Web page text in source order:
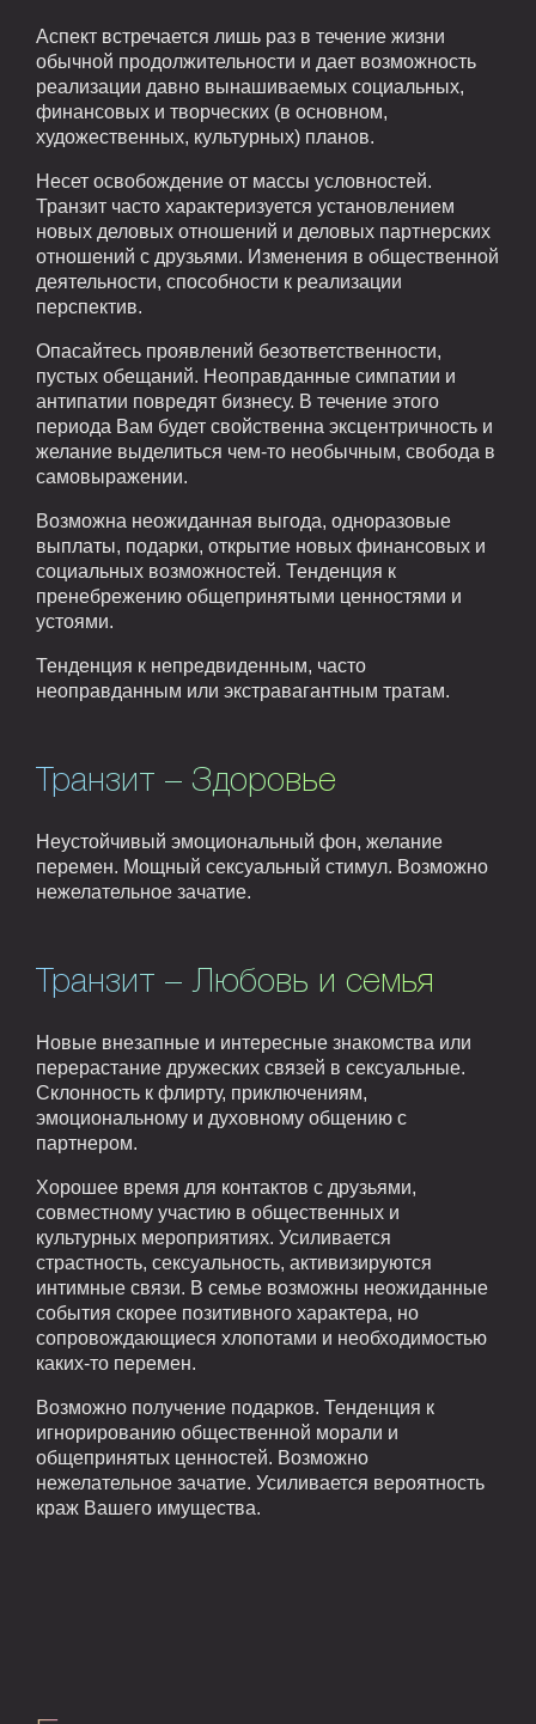
Аспект встречается лишь раз в течение жизни
обычной продолжительности и дает возможность
реализации давно вынашиваемых социальных,
финансовых и творческих (в основном,
художественных, культурных) планов.
Несет освобождение от массы условностей.
Транзит часто характеризуется установлением
новых деловых отношений и деловых партнерских
отношений с друзьями. Изменения в общественной
деятельности, способности к реализации
перспектив.
Опасайтесь проявлений безответственности,
пустых обещаний. Неоправданные симпатии и
антипатии повредят бизнесу. В течение этого
периода Вам будет свойственна эксцентричность и
желание выделиться чем-то необычным, свобода в
самовыражении.
Возможна неожиданная выгода, одноразовые
выплаты, подарки, открытие новых финансовых и
социальных возможностей. Тенденция к
пренебрежению общепринятыми ценностями и
устоями.
Тенденция к непредвиденным, часто
неоправданным или экстравагантным тратам.
Транзит – Здоровье
Неустойчивый эмоциональный фон, желание
перемен. Мощный сексуальный стимул. Возможно
нежелательное зачатие.
Транзит – Любовь и семья
Новые внезапные и интересные знакомства или
перерастание дружеских связей в сексуальные.
Склонность к флирту, приключениям,
эмоциональному и духовному общению с
партнером.
Хорошее время для контактов с друзьями,
совместному участию в общественных и
культурных мероприятиях. Усиливается
страстность, сексуальность, активизируются
интимные связи. В семье возможны неожиданные
события скорее позитивного характера, но
сопровождающиеся хлопотами и необходимостью
каких-то перемен.
Возможно получение подарков. Тенденция к
игнорированию общественной морали и
общепринятых ценностей. Возможно
нежелательное зачатие. Усиливается вероятность
краж Вашего имущества.